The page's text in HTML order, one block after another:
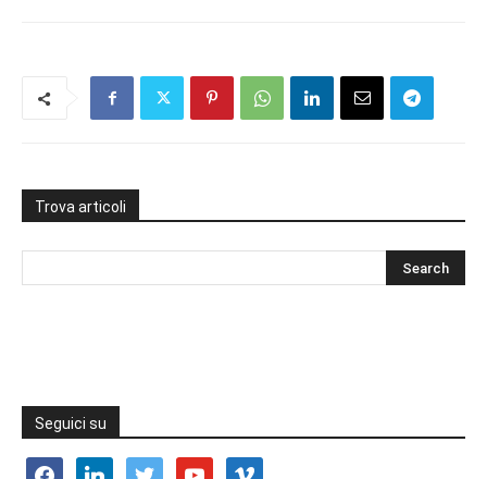
Trova articoli
Seguici su
facebooklinkedin twitter youtube vimeo